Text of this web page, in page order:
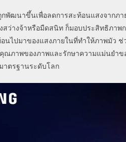
กพัฒนาขึ้นเพื่อลดการสะท้อนแสงจากภ
สว่างจ้าหรือมืดสนิท ก็มอบประสิทธิภาพ
อนไปมาของแสงภายในที่ทำให้ภาพมัว ช่
ณภาพของภาพและรักษาความแม่นยำข
าตรฐานระดับโลก